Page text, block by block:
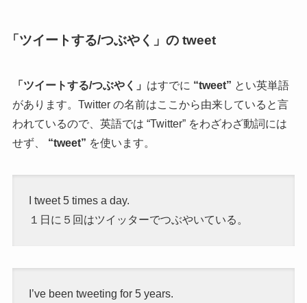
「ツイートする/つぶやく」の tweet
「ツイートする/つぶやく」 はすでに “tweet” とい英単語
があります。Twitter の名前はここから由来していると言
われているので、英語では “Twitter” をわざわざ動詞には
せず、 “tweet” を使います。
I tweet 5 times a day.
１日に５回はツイッターでつぶやいている。
I’ve been tweeting for 5 years.